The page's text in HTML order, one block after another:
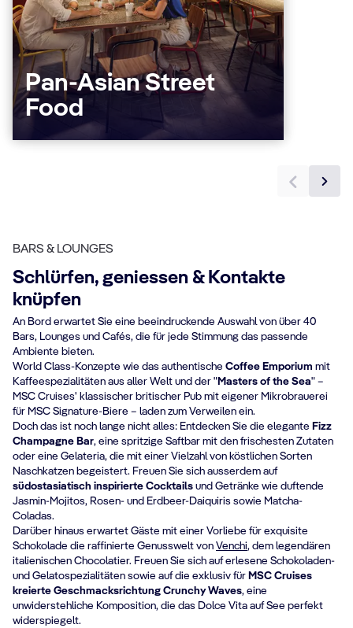
Pan-Asian Street
Food
BARS & LOUNGES
Schlürfen, geniessen & Kontakte
knüpfen
An Bord erwartet Sie eine beeindruckende Auswahl von über 40
Bars, Lounges und Cafés, die für jede Stimmung das passende
Ambiente bieten.
World Class-Konzepte wie das authentische Coffee Emporium mit
Kaffeespezialitäten aus aller Welt und der "Masters of the Sea" –
MSC Cruises' klassischer britischer Pub mit eigener Mikrobrauerei
für MSC Signature-Biere – laden zum Verweilen ein.
Doch das ist noch lange nicht alles: Entdecken Sie die elegante Fizz
Champagne Bar, eine spritzige Saftbar mit den frischesten Zutaten
oder eine Gelateria, die mit einer Vielzahl von köstlichen Sorten
Naschkatzen begeistert. Freuen Sie sich ausserdem auf
südostasiatisch inspirierte Cocktails und Getränke wie duftende
Jasmin-Mojitos, Rosen- und Erdbeer-Daiquiris sowie Matcha-
Coladas.
Darüber hinaus erwartet Gäste mit einer Vorliebe für exquisite
Schokolade die raffinierte Genusswelt von Venchi, dem legendären
italienischen Chocolatier. Freuen Sie sich auf erlesene Schokoladen-
und Gelatospezialitäten sowie auf die exklusiv für MSC Cruises
kreierte Geschmacksrichtung Crunchy Waves, eine
unwiderstehliche Komposition, die das Dolce Vita auf See perfekt
widerspiegelt.